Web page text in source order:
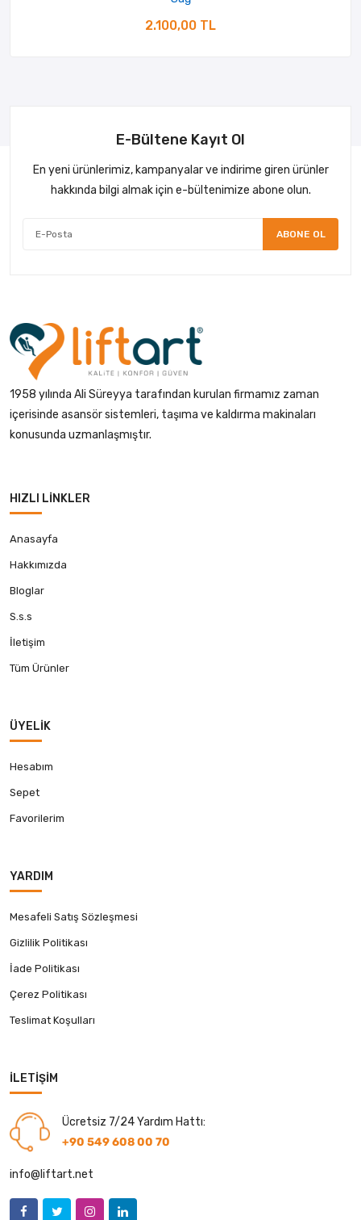
2.100,00 TL
E-Bültene Kayıt Ol
En yeni ürünlerimiz, kampanyalar ve indirime giren ürünler
hakkında bilgi almak için e-bültenimize abone olun.
ABONE OL
1958 yılında Ali Süreyya tarafından kurulan firmamız zaman
içerisinde asansör sistemleri, taşıma ve kaldırma makinaları
konusunda uzmanlaşmıştır.
HIZLI LINKLER
Anasayfa
Hakkımızda
Bloglar
S.s.s
İletişim
Tüm Ürünler
ÜYELIK
Hesabım
Sepet
Favorilerim
YARDIM
Mesafeli Satış Sözleşmesi
Gizlilik Politikası
İade Politikası
Çerez Politikası
Teslimat Koşulları
İLETIŞIM
Ücretsiz 7/24 Yardım Hattı:
+90 549 608 00 70
info@liftart.net